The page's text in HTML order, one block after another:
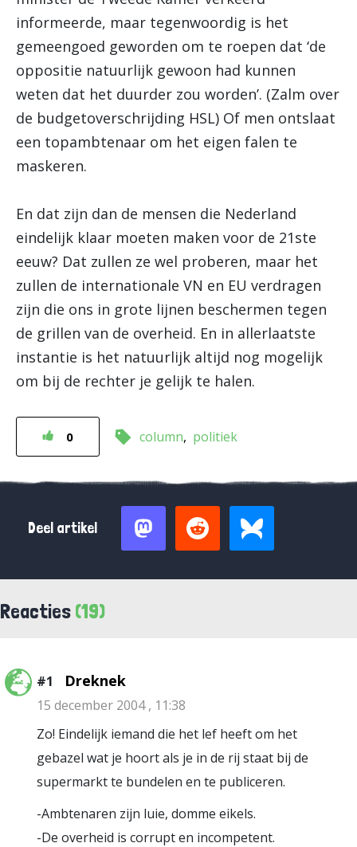
informeerde, maar tegenwoordig is het
gemeengoed geworden om te roepen dat ‘de
oppositie natuurlijk gewoon had kunnen
weten dat het duurder zou worden’. (Zalm over
de budgetoverschrijding HSL) Of men ontslaat
een topambtenaar om het eigen falen te
maskeren.
En dat zijn dan de mensen die Nederland
eindelijk klaar moeten maken voor de 21ste
eeuw? Dat zullen ze wel proberen, maar het
zullen de internationale VN en EU verdragen
zijn die ons in grote lijnen beschermen tegen
de grillen van de overheid. En in allerlaatste
instantie is het natuurlijk altijd nog mogelijk
om bij de rechter je gelijk te halen.
0 column politiek
Deel artikel
Reacties (19)
#1 Dreknek
15 december 2004 , 11:38
Zo! Eindelijk iemand die het lef heeft om het
gebazel wat je hoort als je in de rij staat bij de
supermarkt te bundelen en te publiceren.
-Ambtenaren zijn luie, domme eikels.
-De overheid is corrupt en incompetent.